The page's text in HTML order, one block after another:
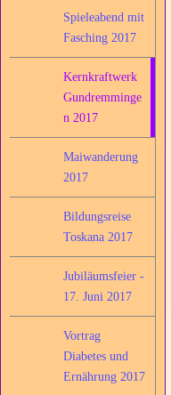
Spieleabend mit
Fasching 2017
Kernkraftwerk
Gundremminge
n 2017
Maiwanderung
2017
Bildungsreise
Toskana 2017
Jubiläumsfeier -
17. Juni 2017
Vortrag
Diabetes und
Ernährung 2017